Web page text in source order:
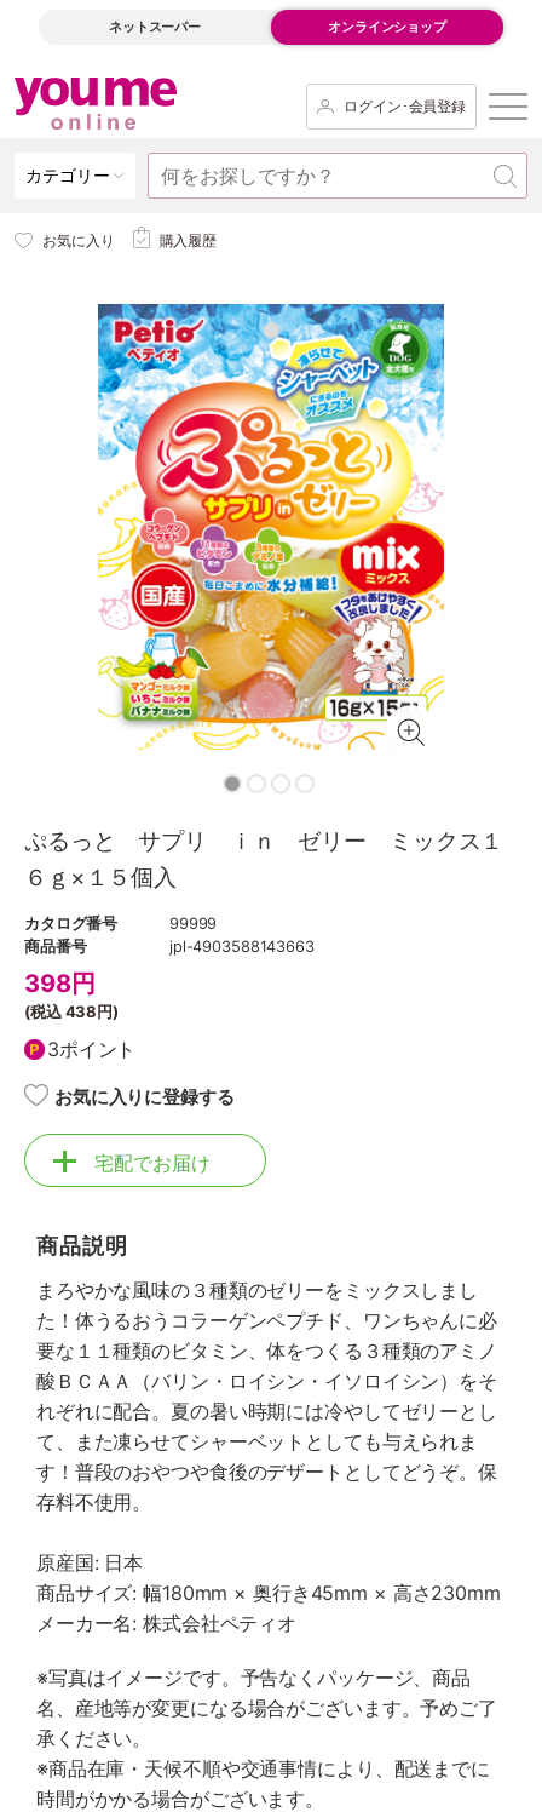
ネットスーパー オンラインショップ
ログイン･会員登録
カテゴリー
お気に入り 購入履歴
ぷるっと サプリ ｉｎ ゼリー ミックス１
６ｇ×１５個入
カタログ番号
99999
商品番号
jpl-4903588143663
398円
(税込438円)
3ポイント
お気に入りに登録する
宅配でお届け
商品説明
まろやかな風味の３種類のゼリーをミックスしまし
た！体うるおうコラーゲンペプチド、ワンちゃんに必
要な１１種類のビタミン、体をつくる３種類のアミノ
酸ＢＣＡＡ（バリン・ロイシン・イソロイシン）をそ
れぞれに配合。夏の暑い時期には冷やしてゼリーとし
て、また凍らせてシャーベットとしても与えられま
す！普段のおやつや食後のデザートとしてどうぞ。保
存料不使用。
原産国: 日本
商品サイズ: 幅180mm × 奥行き45mm × 高さ230mm
メーカー名: 株式会社ペティオ
※写真はイメージです。予告なくパッケージ、商品
名、産地等が変更になる場合がございます。予めご了
承ください。
※商品在庫・天候不順や交通事情により、配送までに
時間がかかる場合がございます。